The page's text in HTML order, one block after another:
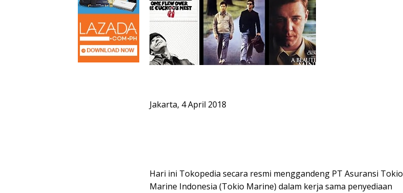
Jakarta, 4 April 2018
Hari ini Tokopedia secara resmi menggandeng PT Asuransi Tokio
Marine Indonesia (Tokio Marine) dalam kerja sama penyediaan